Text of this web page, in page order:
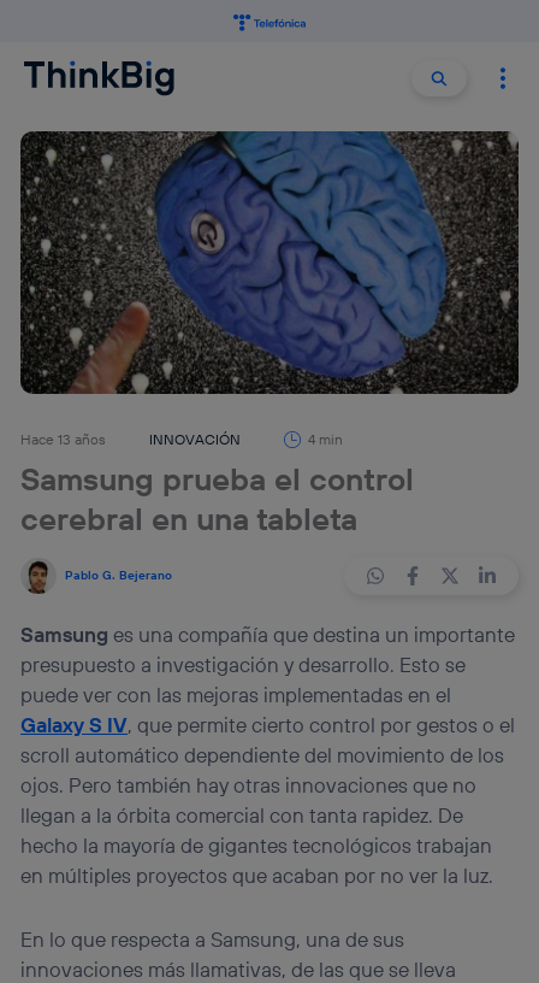
Buscar
Hace 13 años INNOVACIÓN 4 min
Samsung prueba el control
cerebral en una tableta
Pablo G. Bejerano
Samsung es una compañía que destina un importante
presupuesto a investigación y desarrollo. Esto se
puede ver con las mejoras implementadas en el
Galaxy S IV, que permite cierto control por gestos o el
scroll automático dependiente del movimiento de los
ojos. Pero también hay otras innovaciones que no
llegan a la órbita comercial con tanta rapidez. De
hecho la mayoría de gigantes tecnológicos trabajan
en múltiples proyectos que acaban por no ver la luz.
En lo que respecta a Samsung, una de sus
innovaciones más llamativas, de las que se lleva